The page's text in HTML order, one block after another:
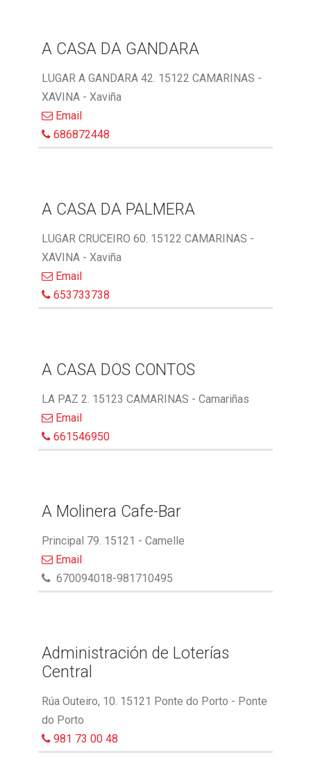
A CASA DA GANDARA
LUGAR A GANDARA 42. 15122 CAMARINAS -
XAVINA - Xaviña
Email
686872448
A CASA DA PALMERA
LUGAR CRUCEIRO 60. 15122 CAMARINAS -
XAVINA - Xaviña
Email
653733738
A CASA DOS CONTOS
LA PAZ 2. 15123 CAMARINAS - Camariñas
Email
661546950
A Molinera Cafe-Bar
Principal 79. 15121 - Camelle
Email
670094018-981710495
Administración de Loterías
Central
Rúa Outeiro, 10. 15121 Ponte do Porto - Ponte
do Porto
981 73 00 48